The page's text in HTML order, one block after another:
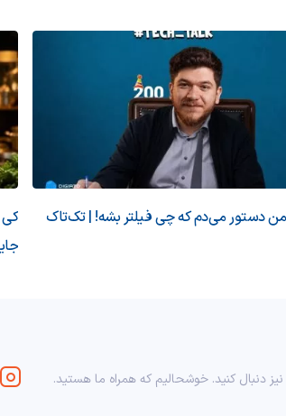
دستور می‌دم که چی فیلتر بشه! | تک‌تاک
کی
دنبال کنید. خوشحالیم که همراه ما هستید.